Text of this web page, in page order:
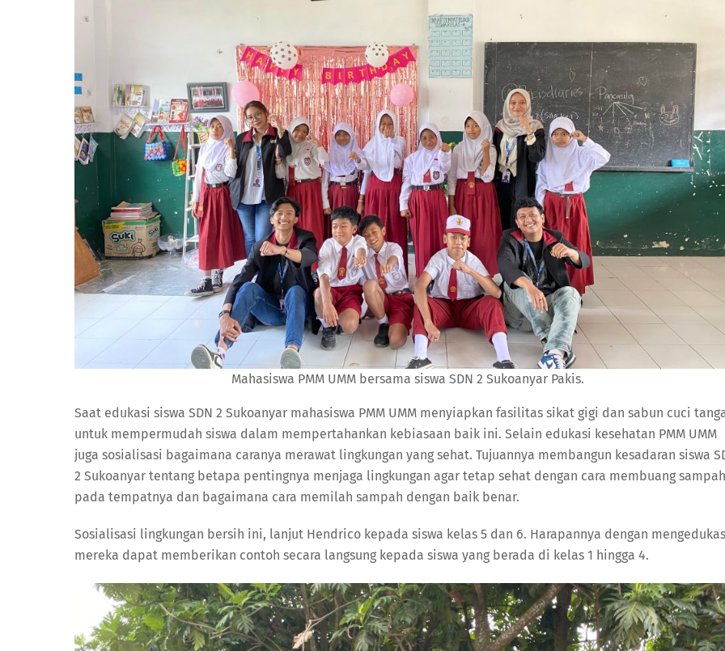
Mahasiswa PMM UMM bersama siswa SDN 2 Sukoanyar Pakis.
Saat edukasi siswa SDN 2 Sukoanyar mahasiswa PMM UMM menyiapkan fasilitas sikat gigi dan sabun cuci
untuk mempermudah siswa dalam mempertahankan kebiasaan baik ini. Selain edukasi kesehatan PMM UMM
juga sosialisasi bagaimana caranya merawat lingkungan yang sehat. Tujuannya membangun kesadaran siswa
2 Sukoanyar tentang betapa pentingnya menjaga lingkungan agar tetap sehat dengan cara membuang sampah
pada tempatnya dan bagaimana cara memilah sampah dengan baik benar.
Sosialisasi lingkungan bersih ini, lanjut Hendrico kepada siswa kelas 5 dan 6. Harapannya dengan
mereka dapat memberikan contoh secara langsung kepada siswa yang berada di kelas 1 hingga 4.